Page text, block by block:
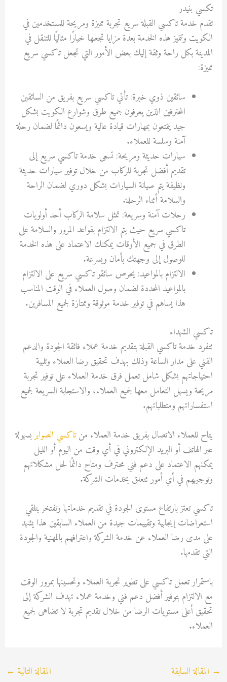
تكسي بنيدر
تقدم خدمة تاكسي القبلة سريع تجربة مميزة ومريحة للمستخدمين في
الكويت وتتميز هذه الخدمة بعدة مزايا تجعلها خيارًا مثاليًا للتنقل في
المدينة بكل راحة وثقة إليك بعض الأمور التي تجعل تاكسي سريع
مميزة:
سائقين ذوي خبرة: تأتي تاكسي سريع بفريق من السائقين
المحترفين الذين يعرفون جميع طرق وشوارع الكويت بشكل
جيد يتمتعون بمهارات قيادة عالية ويسعون دائمًا لضمان رحلة
آمنة وسلسة للعملاء.
سيارات حديثة ومريحة: تسعى خدمة تاكسي سريع إلى
تقديم أفضل تجربة للركاب من خلال توفير سيارات حديثة
ونظيفة يتم صيانة السيارات بشكل دوري لضمان الراحة
والسلامة أثناء الرحلة.
رحلات آمنة وسريعة: تمثل سلامة الركاب أحد أولويات
تاكسي سريع حيث يتم الالتزام بقواعد المرور والسلامة على
الطرق في جميع الأوقات يمكنك الاعتماد على هذه الخدمة
للوصول إلى وجهتك بأمان وبسرعة.
الالتزام بالمواعيد: يحرص سائقو تاكسي سريع على الالتزام
بالمواعيد المحددة لضمان وصول العملاء في الوقت المناسب
هذا يساهم في توفير خدمة موثوقة وممتازة لجميع المسافرين.
تاكسي الشهداء
تتفرد خدمة تاكسي القبلة بتقديم خدمة عملاء فائقة الجودة والدعم
الفني على مدار الساعة وذلك بهدف تحقيق رضا العملاء وتلبية
احتياجاتهم بشكل شامل تعمل فرق خدمة العملاء على توفير تجربة
مريحة ويسهل التعامل معها لجميع العملاء، والاستجابة السريعة لجميع
استفساراتهم ومتطلباتهم.
يتاح للعملاء الاتصال بفريق خدمة العملاء منتاكسي الصوابربسهولة
عبر الهاتف أو البريد الإلكتروني في أي وقت من اليوم أو الليل
يمكنهم الاعتماد على دعم فني محترف ومتاح دائمًا لحل مشكلاتهم
وتوجيههم في أي أمور تتعلق بخدمات الشركة.
تاكسي تعتز بارتفاع مستوى الجودة في تقديم خدماتها وتفتخر بتلقي
استعراضات إيجابية وتقييمات جيدة من العملاء السابقين هذا يشهد
على مدى رضا العملاء عن خدمة الشركة واعترافهم بالمهنية والجودة
التي تقدمها.
باستمرار تعمل تاكسي على تطوير تجربة العملاء وتحسينها بمرور الوقت
مع الالتزام بتوفير أفضل دعم فني وخدمة عملاء تهدف الشركة إلى
تحقيق أعلى مستويات الرضا من خلال تقديم تجربة لا تضاهى لجميع
العملاء.
→ المقالة السابقة المقالة التالية ←